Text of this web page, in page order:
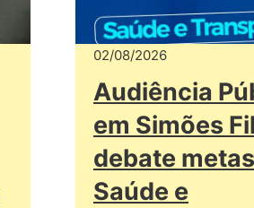
02/08/2026
Audiência
em Simões
debate
Saúde e